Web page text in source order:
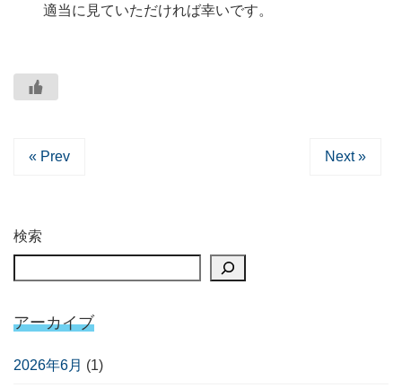
適当に見ていただければ幸いです。
« Prev Next »
検索
アーカイブ
2026年6月 (1)